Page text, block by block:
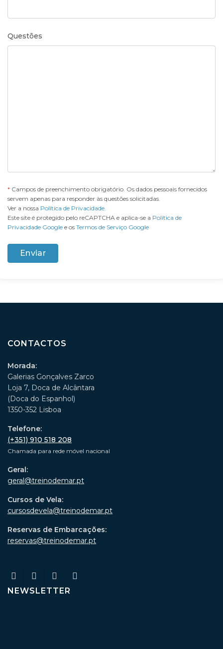
Questões
* Campos de preenchimento obrigatório. Os dados pessoais fornecidos
servem apenas para responder às questões solicitadas.
Ver a nossa Política de Privacidade.
Este site é protegido pelo reCAPTCHA e aplica-se a Política de
Privacidade Google e os Termos de Serviço Google
CONTACTOS
Morada:
Galerias Gonçalves Zarco
Loja 7, Doca de Alcântara
(Doca do Espanhol)
1350-352 Lisboa
Telefone:
(+351) 910 518 208
Chamada para rede móvel nacional
Geral:
geral@treinodemar.pt
Cursos de Vela:
cursosdevela@treinodemar.pt
Reservas de Embarcações:
reservas@treinodemar.pt
NEWSLETTER